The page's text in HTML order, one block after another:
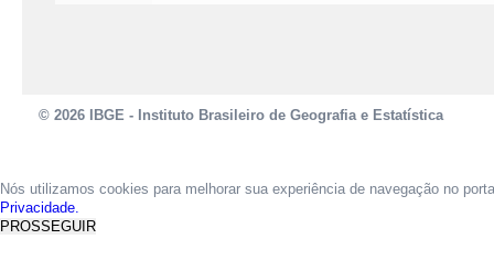
© 2026 IBGE - Instituto Brasileiro de Geografia e Estatística
Nós utilizamos cookies para melhorar sua experiência de navegação no
Privacidade.
PROSSEGUIR